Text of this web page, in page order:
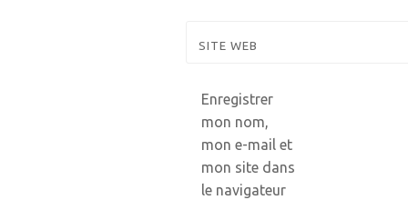
SITE WEB
Enregistrer
mon nom,
mon e-mail et
mon site dans
le navigateur